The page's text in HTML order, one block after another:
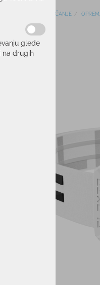
SMUČANJE
21 %
glede
na drugih